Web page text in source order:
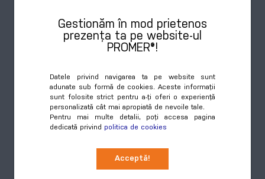
Gestionăm în mod prietenos
prezența ta pe website-ul
PROMER®!
Datele privind navigarea ta pe website sunt
adunate sub formă de cookies. Aceste informații
sunt folosite strict pentru a-ți oferi o experiență
personalizată cât mai apropiată de nevoile tale.
Pentru mai multe detalii, poți accesa pagina
dedicată privind politica de cookies
Acceptă!
Suport pentru carduri de credit, din poliester RPET, cu 3
sloturi pentru carduri. Cu etichetă distinctivă RPET.
7,21 RON Cumpără